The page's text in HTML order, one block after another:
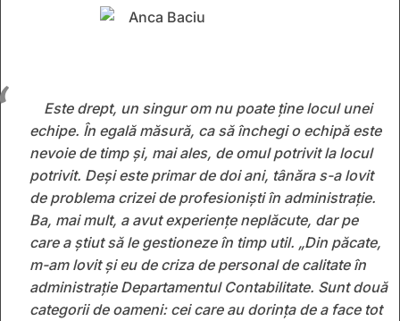
Este drept, un singur om nu poate ține locul unei
echipe. În egală măsură, ca să închegi o echipă este
nevoie de timp și, mai ales, de omul potrivit la locul
potrivit. Deși este primar de doi ani, tânăra s-a lovit
de problema crizei de profesioniști în administrație.
Ba, mai mult, a avut experiențe neplăcute, dar pe
care a știut să le gestioneze în timp util. „Din păcate,
m-am lovit și eu de criza de personal de calitate în
administrație Departamentul Contabilitate. Sunt două
categorii de oameni: cei care au dorința de a face tot